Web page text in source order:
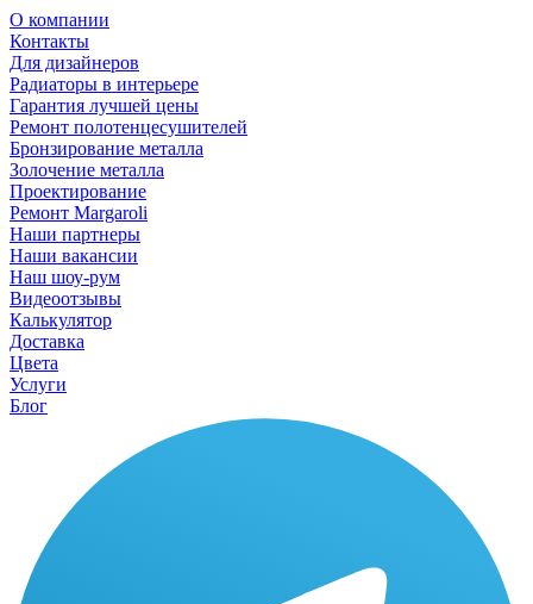
О компании
Контакты
Для дизайнеров
Радиаторы в интерьере
Гарантия лучшей цены
Ремонт полотенцесушителей
Бронзирование металла
Золочение металла
Проектирование
Ремонт Margaroli
Наши партнеры
Наши вакансии
Наш шоу-рум
Видеоотзывы
Калькулятор
Доставка
Цвета
Услуги
Блог